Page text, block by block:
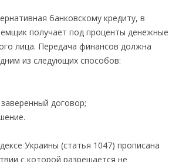
банковскому кредиту, в
получает под проценты денежные
лица. Передача финансов должна
из следующих способов:
договор;
Украины (статья 1047) прописана
с которой разрешается не